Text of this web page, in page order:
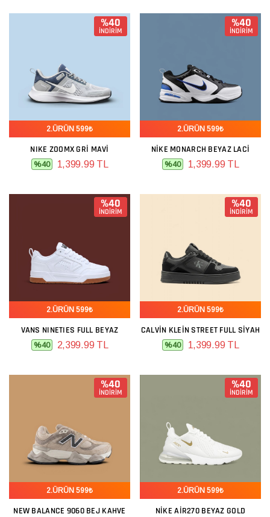
%40
İNDİRİM
2.ÜRÜN 599₺
NIKE ZOOMX GRI MAVI
%40 1,399.99 TL
%40
İNDİRİM
2.ÜRÜN 599₺
NIKE MONARCH BEYAZ LACI
%40 1,399.99 TL
%40
İNDİRİM
2.ÜRÜN 599₺
VANS NINETIES FULL BEYAZ
%40 2,399.99 TL
%40
İNDİRİM
2.ÜRÜN 599₺
CALVIN KLEIN STREET FULL SIYAH
%40 1,399.99 TL
%40
İNDİRİM
2.ÜRÜN 599₺
NEW BALANCE 9060 BEJ KAHVE
%40
İNDİRİM
2.ÜRÜN 599₺
NIKE AIR270 BEYAZ GOLD